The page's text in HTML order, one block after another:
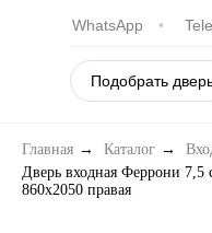
WhatsApp •
Подобрать
Главная → Каталог →
Дверь входная Феррони 7,5
860х2050 правая